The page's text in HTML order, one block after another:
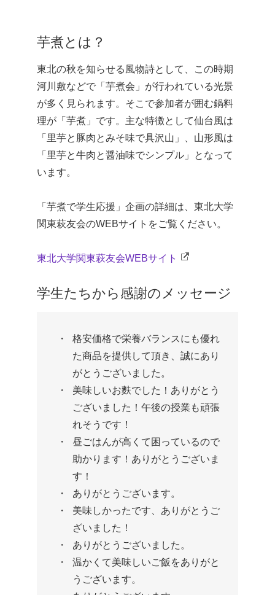
芋煮とは？
東北の秋を知らせる風物詩として、この時期
河川敷などで「芋煮会」が行われている光景
が多く見られます。そこで参加者が囲む鍋料
理が「芋煮」です。主な特徴として仙台風は
「里芋と豚肉とみそ味で具沢山」、山形風は
「里芋と牛肉と醤油味でシンプル」となって
います。
「芋煮で学生応援」企画の詳細は、東北大学
関東萩友会のWEBサイトをご覧ください。
東北大学関東萩友会WEBサイト
学生たちから感謝のメッセージ
格安価格で栄養バランスにも優れ
た商品を提供して頂き、誠にあり
がとうございました。
美味しいお麩でした！ありがとう
ございました！午後の授業も頑張
れそうです！
昼ごはんが高くて困っているので
助かります！ありがとうございま
す！
ありがとうございます。
美味しかったです、ありがとうご
ざいました！
ありがとうございました。
温かくて美味しいご飯をありがと
うございます。